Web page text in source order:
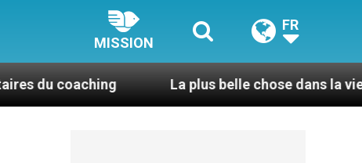
MISSION
FR
La plus belle chose dans la vie, c’est d’être pris